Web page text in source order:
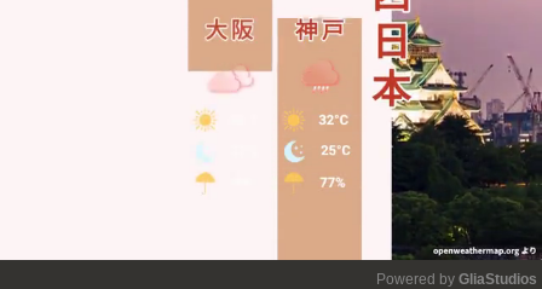
Mute
Powered by GliaStudios